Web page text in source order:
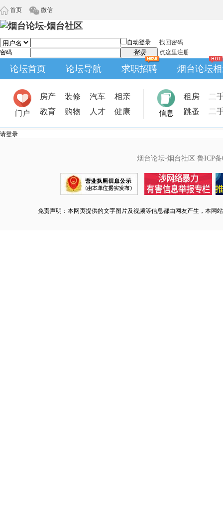
首页 微信
自动登录
找回密码
密码
登录 点这里注册
论坛首页 论坛导航 求职招聘 烟台论坛
门户
房产 装修 汽车
相亲
教育
购物 人才 健康 信息
租房
二
跳蚤
二
请登录
烟台论坛-烟台社区 鲁ICP备
免责声明：本网页提供的文字图片及视频等信息都由网友产生，本网